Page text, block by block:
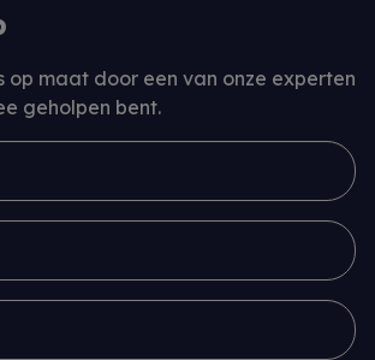
op maat door een van onze experten
geholpen bent.